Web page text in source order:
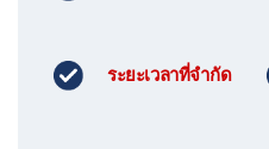
ระยะเวลาที่จำกัด